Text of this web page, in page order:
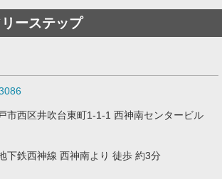
ーステップ
市西区井吹台東町1-1-1 西神南センタービル
下鉄西神線 西神南より 徒歩 約3分